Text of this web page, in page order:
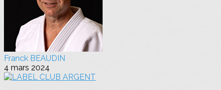
Franck BEAUDIN
4 mars 2024